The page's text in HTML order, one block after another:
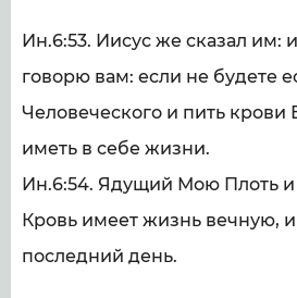
Ин.6:53. Иисус же сказал им:
говорю вам: если не будете
Человеческого и пить крови
иметь в себе жизни.
Ин.6:54. Ядущий Мою Плоть
Кровь имеет жизнь вечную,
последний день.